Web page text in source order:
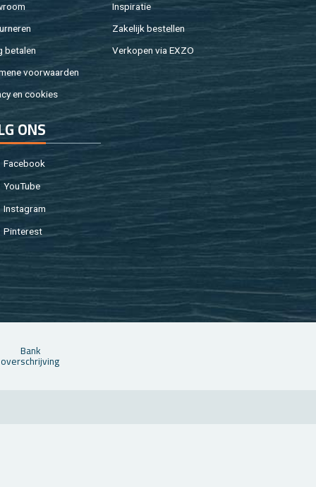
be­ta­len
voor­waar­den
en coo­kies
In­spi­ra­tie
Za­ke­lijk be­stel­len
Ver­ko­pen via EXZO
ONS
Fa­cebook
You­Tu­be
In­st­agram
Pin­te­rest
Bank
over­schrij­ving